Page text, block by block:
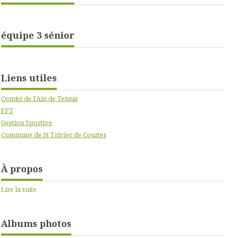
équipe 3 sénior
Liens utiles
Comité de l'Ain de Tennis
FFT
Gestion Sportive
Commune de St Trivier de Courtes
À propos
Lire la suite
Albums photos